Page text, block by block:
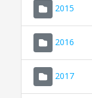
2015
2016
2017